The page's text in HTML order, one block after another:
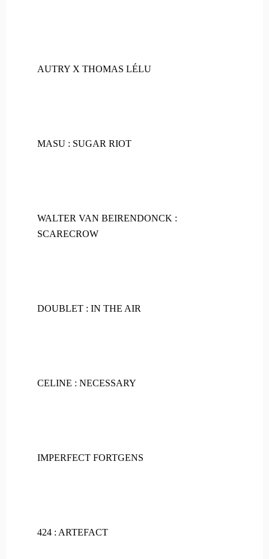
AUTRY X THOMAS LÉLU
MASU : SUGAR RIOT
WALTER VAN BEIRENDONCK :
SCARECROW
DOUBLET : IN THE AIR
CELINE : NECESSARY
IMPERFECT FORTGENS
424 : ARTEFACT